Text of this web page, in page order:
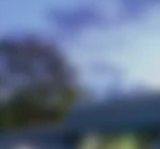
Kraft in der Therapie.
Sie gesonderte
von Bad Westernkotten: